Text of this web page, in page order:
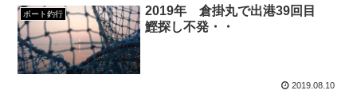
ボート釣行
2019年 倉掛丸で出港39回目
鰹探し不発・・
2019.08.10